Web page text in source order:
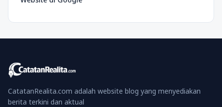
CatatanRealita.com adalah website blog yang menyediakan
berita terkini dan aktual